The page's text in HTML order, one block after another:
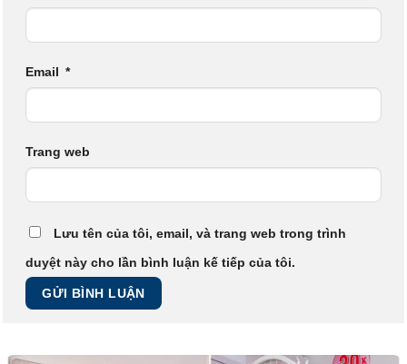
Email *
Trang web
Lưu tên của tôi, email, và trang web trong trình
duyệt này cho lần bình luận kế tiếp của tôi.